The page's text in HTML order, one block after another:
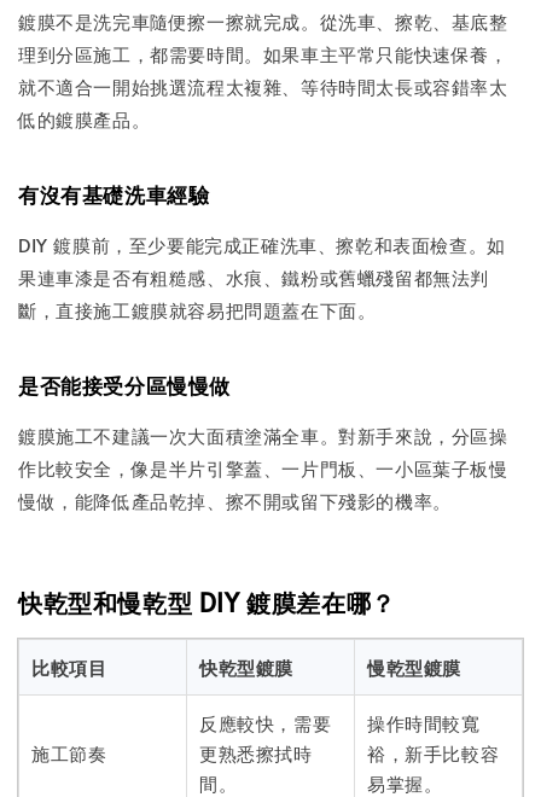
鍍膜不是洗完車隨便擦一擦就完成。從洗車、擦乾、基底整
理到分區施工，都需要時間。如果車主平常只能快速保養，
就不適合一開始挑選流程太複雜、等待時間太長或容錯率太
低的鍍膜產品。
有沒有基礎洗車經驗
DIY 鍍膜前，至少要能完成正確洗車、擦乾和表面檢查。如
果連車漆是否有粗糙感、水痕、鐵粉或舊蠟殘留都無法判
斷，直接施工鍍膜就容易把問題蓋在下面。
是否能接受分區慢慢做
鍍膜施工不建議一次大面積塗滿全車。對新手來說，分區操
作比較安全，像是半片引擎蓋、一片門板、一小區葉子板慢
慢做，能降低產品乾掉、擦不開或留下殘影的機率。
快乾型和慢乾型 DIY 鍍膜差在哪？
比較項目 快乾型鍍膜 慢乾型鍍膜
施工節奏
反應較快，需要
更熟悉擦拭時
間。
操作時間較寬
裕，新手比較容
易掌握。